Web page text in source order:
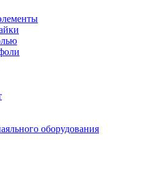
оборудования